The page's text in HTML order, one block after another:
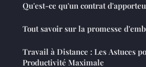
Qu'est-ce qu'un contrat
Tout savoir sur la promesse
Travail à Distance : Les Astuces
Productivité Maximale